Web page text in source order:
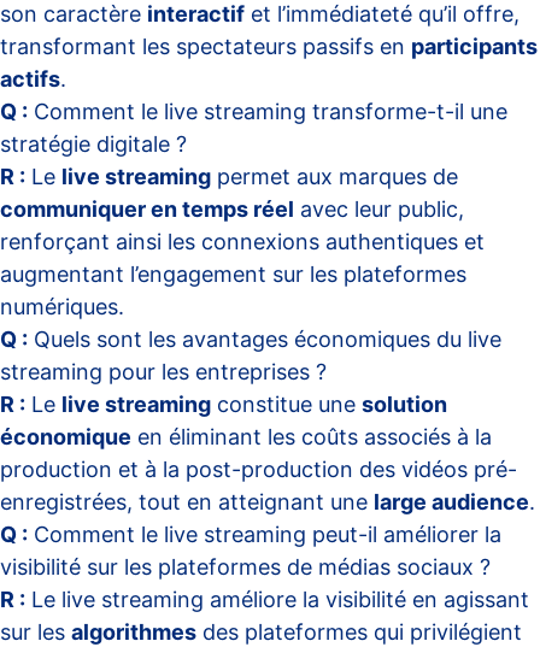
son caractère interactif et l’immédiateté qu’il offre,
transformant les spectateurs passifs en participants
actifs.
Q : Comment le live streaming transforme-t-il une
stratégie digitale ?
R : Le live streaming permet aux marques de
communiquer en temps réel avec leur public,
renforçant ainsi les connexions authentiques et
augmentant l’engagement sur les plateformes
numériques.
Q : Quels sont les avantages économiques du live
streaming pour les entreprises ?
R : Le live streaming constitue une solution
économique en éliminant les coûts associés à la
production et à la post-production des vidéos pré-
enregistrées, tout en atteignant une large audience.
Q : Comment le live streaming peut-il améliorer la
visibilité sur les plateformes de médias sociaux ?
R : Le live streaming améliore la visibilité en agissant
sur les algorithmes des plateformes qui privilégient